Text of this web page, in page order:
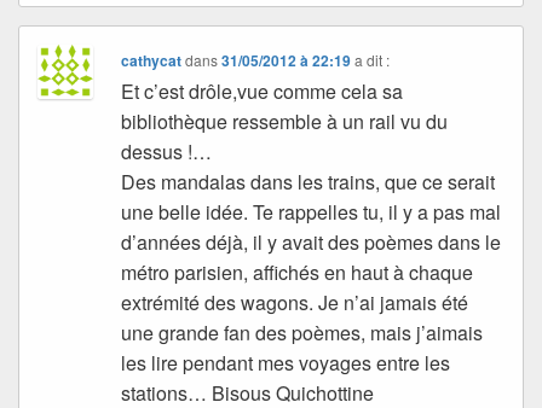
cathycatdans31/05/2012 à 22:19 a dit :
Et c’est drôle,vue comme cela sa
bibliothèque ressemble à un rail vu du
dessus !…
Des mandalas dans les trains, que ce serait
une belle idée. Te rappelles tu, il y a pas mal
d’années déjà, il y avait des poèmes dans le
métro parisien, affichés en haut à chaque
extrémité des wagons. Je n’ai jamais été
une grande fan des poèmes, mais j’aimais
les lire pendant mes voyages entre les
stations… Bisous Quichottine